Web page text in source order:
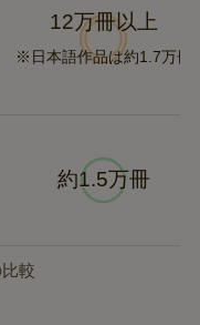
12万冊以上
※日本語作品は約1.7万冊
約1.5万冊
較